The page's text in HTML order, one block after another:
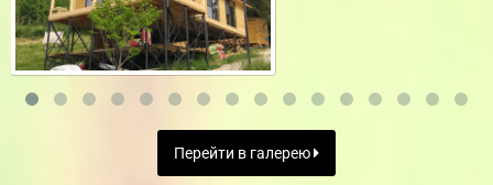
Перейти в галерею